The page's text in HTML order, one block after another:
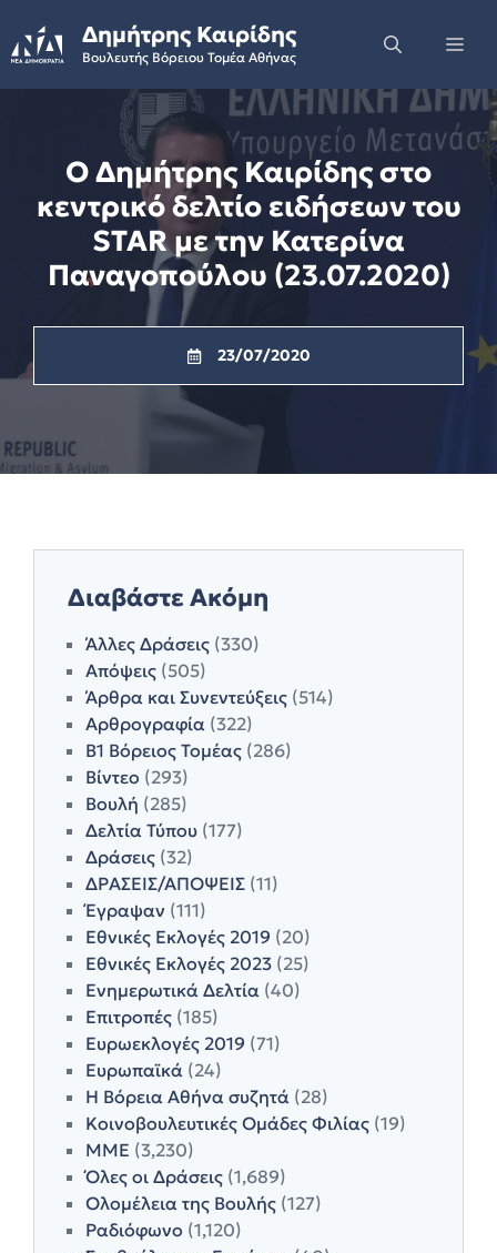
to
content
Δημήτρης Καιρίδης
Βουλευτής Βόρειου Τομέα Αθήνας
O Δημήτρης Καιρίδης στο
κεντρικό δελτίο ειδήσεων του
STAR με την Κατερίνα
Παναγοπούλου (23.07.2020)
23/07/2020
Διαβάστε Ακόμη
Άλλες Δράσεις (330)
Απόψεις (505)
Άρθρα και Συνεντεύξεις (514)
Αρθρογραφία (322)
Β1 Βόρειος Τομέας (286)
Βίντεο (293)
Βουλή (285)
Δελτία Τύπου (177)
Δράσεις (32)
ΔΡΑΣΕΙΣ/ΑΠΟΨΕΙΣ (11)
Έγραψαν (111)
Εθνικές Εκλογές 2019 (20)
Εθνικές Εκλογές 2023 (25)
Ενημερωτικά Δελτία (40)
Επιτροπές (185)
Ευρωεκλογές 2019 (71)
Ευρωπαϊκά (24)
Η Βόρεια Αθήνα συζητά (28)
Κοινοβουλευτικές Ομάδες Φιλίας (19)
ΜΜΕ (3,230)
Όλες οι Δράσεις (1,689)
Ολομέλεια της Βουλής (127)
Ραδιόφωνο (1,120)